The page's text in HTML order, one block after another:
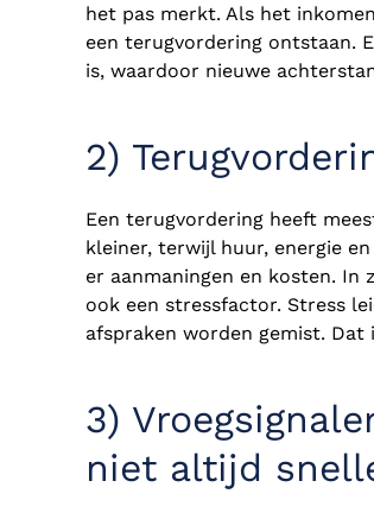
het pas merkt. Als het
een terugvordering ontstaan.
is, waardoor nieuwe
2)
Een terugvordering heeft
kleiner, terwijl huur, energie
er aanmaningen en kosten. In
ook een stressfactor. Stress
afspraken worden gemist.
3)
niet altijd